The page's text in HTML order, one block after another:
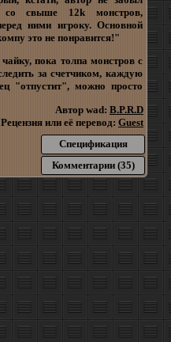
свыше 12k монстров,
ними игроку. Основной
это не понравится!"
пока толпа монстров с
за счетчиком, каждую
"отпустит", можно просто
Автор wad: B.P.R.D
Рецензия или её перевод: Guest
Спецификация
Комментарии (35)